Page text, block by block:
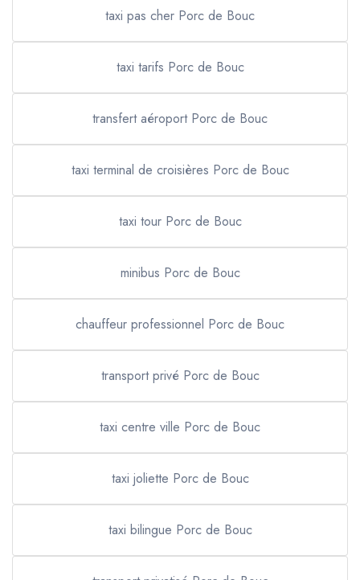
taxi pas cher Porc de Bouc
taxi tarifs Porc de Bouc
transfert aéroport Porc de Bouc
taxi terminal de croisières Porc de Bouc
taxi tour Porc de Bouc
minibus Porc de Bouc
chauffeur professionnel Porc de Bouc
transport privé Porc de Bouc
taxi centre ville Porc de Bouc
taxi joliette Porc de Bouc
taxi bilingue Porc de Bouc